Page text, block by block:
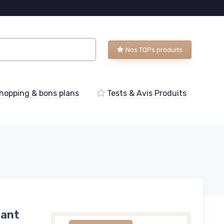
Nos TOPs produits
& bons plans Tests & Avis Produits